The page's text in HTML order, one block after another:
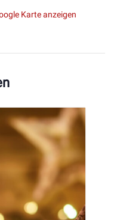
Karte anzeigen